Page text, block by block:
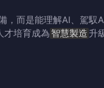
，而是能理解AI、駕馭
才培育成為 智慧製造 升